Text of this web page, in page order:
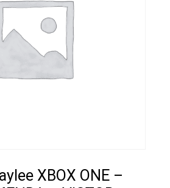
XBOX ONE –